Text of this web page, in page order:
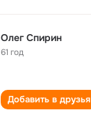
Олег Спирин
61 год
Добавить в друзья